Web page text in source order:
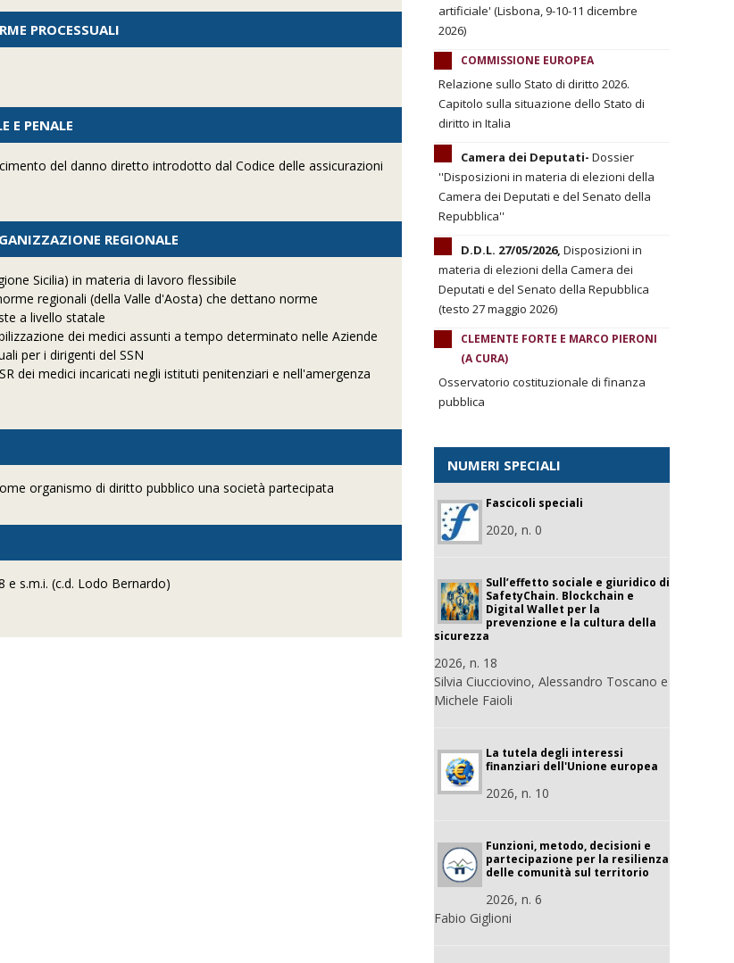
PROCESSUALI
E PENALE
del danno diretto introdotto dal Codice delle assicurazioni
REGIONALE
Sicilia) in materia di lavoro flessibile
regionali (della Valle d'Aosta) che dettano norme
a livello statale
dei medici assunti a tempo determinato nelle Aziende
per i dirigenti del SSN
dei medici incaricati negli istituti penitenziari e nell'amergenza
organismo di diritto pubblico una società partecipata
e s.m.i. (c.d. Lodo Bernardo)
artificiale' (Lisbona, 9-10-11 dicembre
2026)
COMMISSIONE EUROPEA
Relazione sullo Stato di diritto 2026.
Capitolo sulla situazione dello Stato di
diritto in Italia
Camera dei Deputati- Dossier
''Disposizioni in materia di elezioni della
Camera dei Deputati e del Senato della
Repubblica''
D.D.L. 27/05/2026, Disposizioni in
materia di elezioni della Camera dei
Deputati e del Senato della Repubblica
(testo 27 maggio 2026)
CLEMENTE FORTE E MARCO PIERONI
(A CURA)
Osservatorio costituzionale di finanza
pubblica
NUMERI SPECIALI
Fascicoli speciali
2020, n. 0
Sull’effetto sociale e giuridico di
SafetyChain. Blockchain e
Digital Wallet per la
prevenzione e la cultura della
sicurezza
2026, n. 18
Silvia Ciucciovino, Alessandro Toscano e
Michele Faioli
La tutela degli interessi
finanziari dell'Unione europea
2026, n. 10
Funzioni, metodo, decisioni e
partecipazione per la resilienza
delle comunità sul territorio
2026, n. 6
Fabio Giglioni